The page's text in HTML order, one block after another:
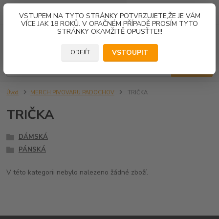
VSTUPEM NA TYTO STRÁNKY POTVRZUJETE,ŽE JE VÁM
VÍCE JAK 18 ROKŮ. V OPAČNÉM PŘÍPADĚ PROSÍM TYTO
STRÁNKY OKAMŽITĚ OPUSŤTE!!!
ODEJÍT VSTOUPIT
za0,00 Kč
Úvod MERCH PIVOVARU PADOCHOV TRIČKA
TRIČKA
DÁMSKÁ
PÁNSKÁ
V této kategorii nebylo nalezeno žádné zboží.